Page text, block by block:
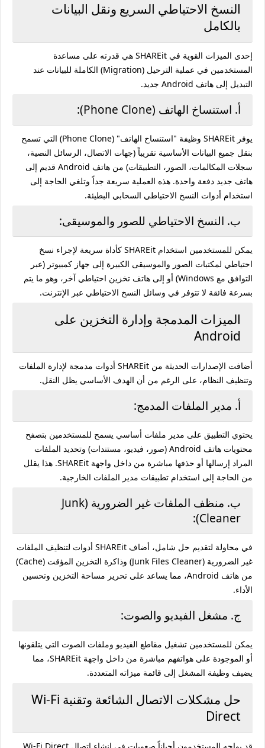
النسخ الاحتياطي السريع ونقل البيانات
بالكامل
إحدى الميزات القوية في SHAREit هي قدرته على مساعدة
المستخدمين في عملية الترحيل (Migration) الكاملة للبيانات عند
التبديل إلى هاتف Android جديد.
أ. استنساخ الهاتف (Phone Clone):
يوفر SHAREit وظيفة "استنساخ الهاتف" (Phone Clone) التي تسمح
بنقل جميع البيانات الأساسية تقريباً (جهات الاتصال، الرسائل النصية،
سجلات المكالمات، الصور، التطبيقات) من هاتف Android قديم إلى
هاتف جديد دفعة واحدة. هذه العملية سريعة جداً وتلغي الحاجة إلى
استخدام أدوات النسخ الاحتياطي السحابي البطيئة.
ب. النسخ الاحتياطي للصور والموسيقى:
يمكن للمستخدمين استخدام SHAREit كأداة سريعة لإجراء نسخ
احتياطي لمكتبات الصور والموسيقى الكبيرة إلى جهاز كمبيوتر (عبر
التوافق مع Windows) أو إلى هاتف تخزين احتياطي آخر، وهو ما يتم
بسرعة فائقة لا تتوفر في وسائل النسخ الاحتياطي عبر الإنترنت.
الميزات المدمجة وإدارة التخزين على
Android
أضافت الإصدارات الحديثة من SHAREit أدوات مدمجة لإدارة الملفات
وتنظيف النظام، على الرغم من أن الهدف الأساسي يظل النقل.
أ. مدير الملفات المدمج:
يحتوي التطبيق على مدير ملفات أساسي يسمح للمستخدمين بتصفح
محتويات هاتف Android (صور، فيديو، مستندات) وتحديد الملفات
المراد إرسالها أو حذفها مباشرة من داخل واجهة SHAREit. هذا يقلل
من الحاجة إلى استخدام تطبيقات مدير الملفات الخارجية.
ب. منظف الملفات غير الضرورية (Junk
Cleaner):
في محاولة لتقديم حل شامل، أضاف SHAREit أدوات لتنظيف الملفات
غير الضرورية (Junk Files Cleaner) وذاكرة التخزين المؤقت (Cache)
من هاتف Android، مما يساعد على تحرير مساحة التخزين وتحسين
الأداء.
ج. مشغل الفيديو والصوت:
يمكن للمستخدمين تشغيل مقاطع الفيديو وملفات الصوت التي يتلقونها
أو الموجودة على هواتفهم مباشرة من داخل واجهة SHAREit، مما
يضيف وظيفة المشغل إلى قائمة ميزاته المتعددة.
حل مشكلات الاتصال الشائعة وتقنية Wi-Fi
Direct